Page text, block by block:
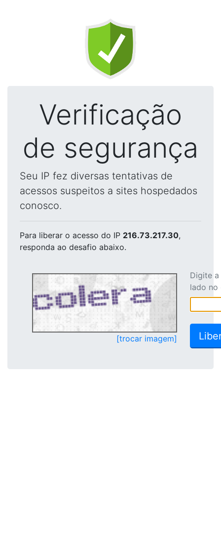
Verificação
de segurança
Seu IP fez diversas tentativas de
acessos suspeitos a sites hospedados
conosco.
Para liberar o acesso do IP 216.73.217.30,
responda ao desafio abaixo.
[trocar imagem]
Digite
lado no